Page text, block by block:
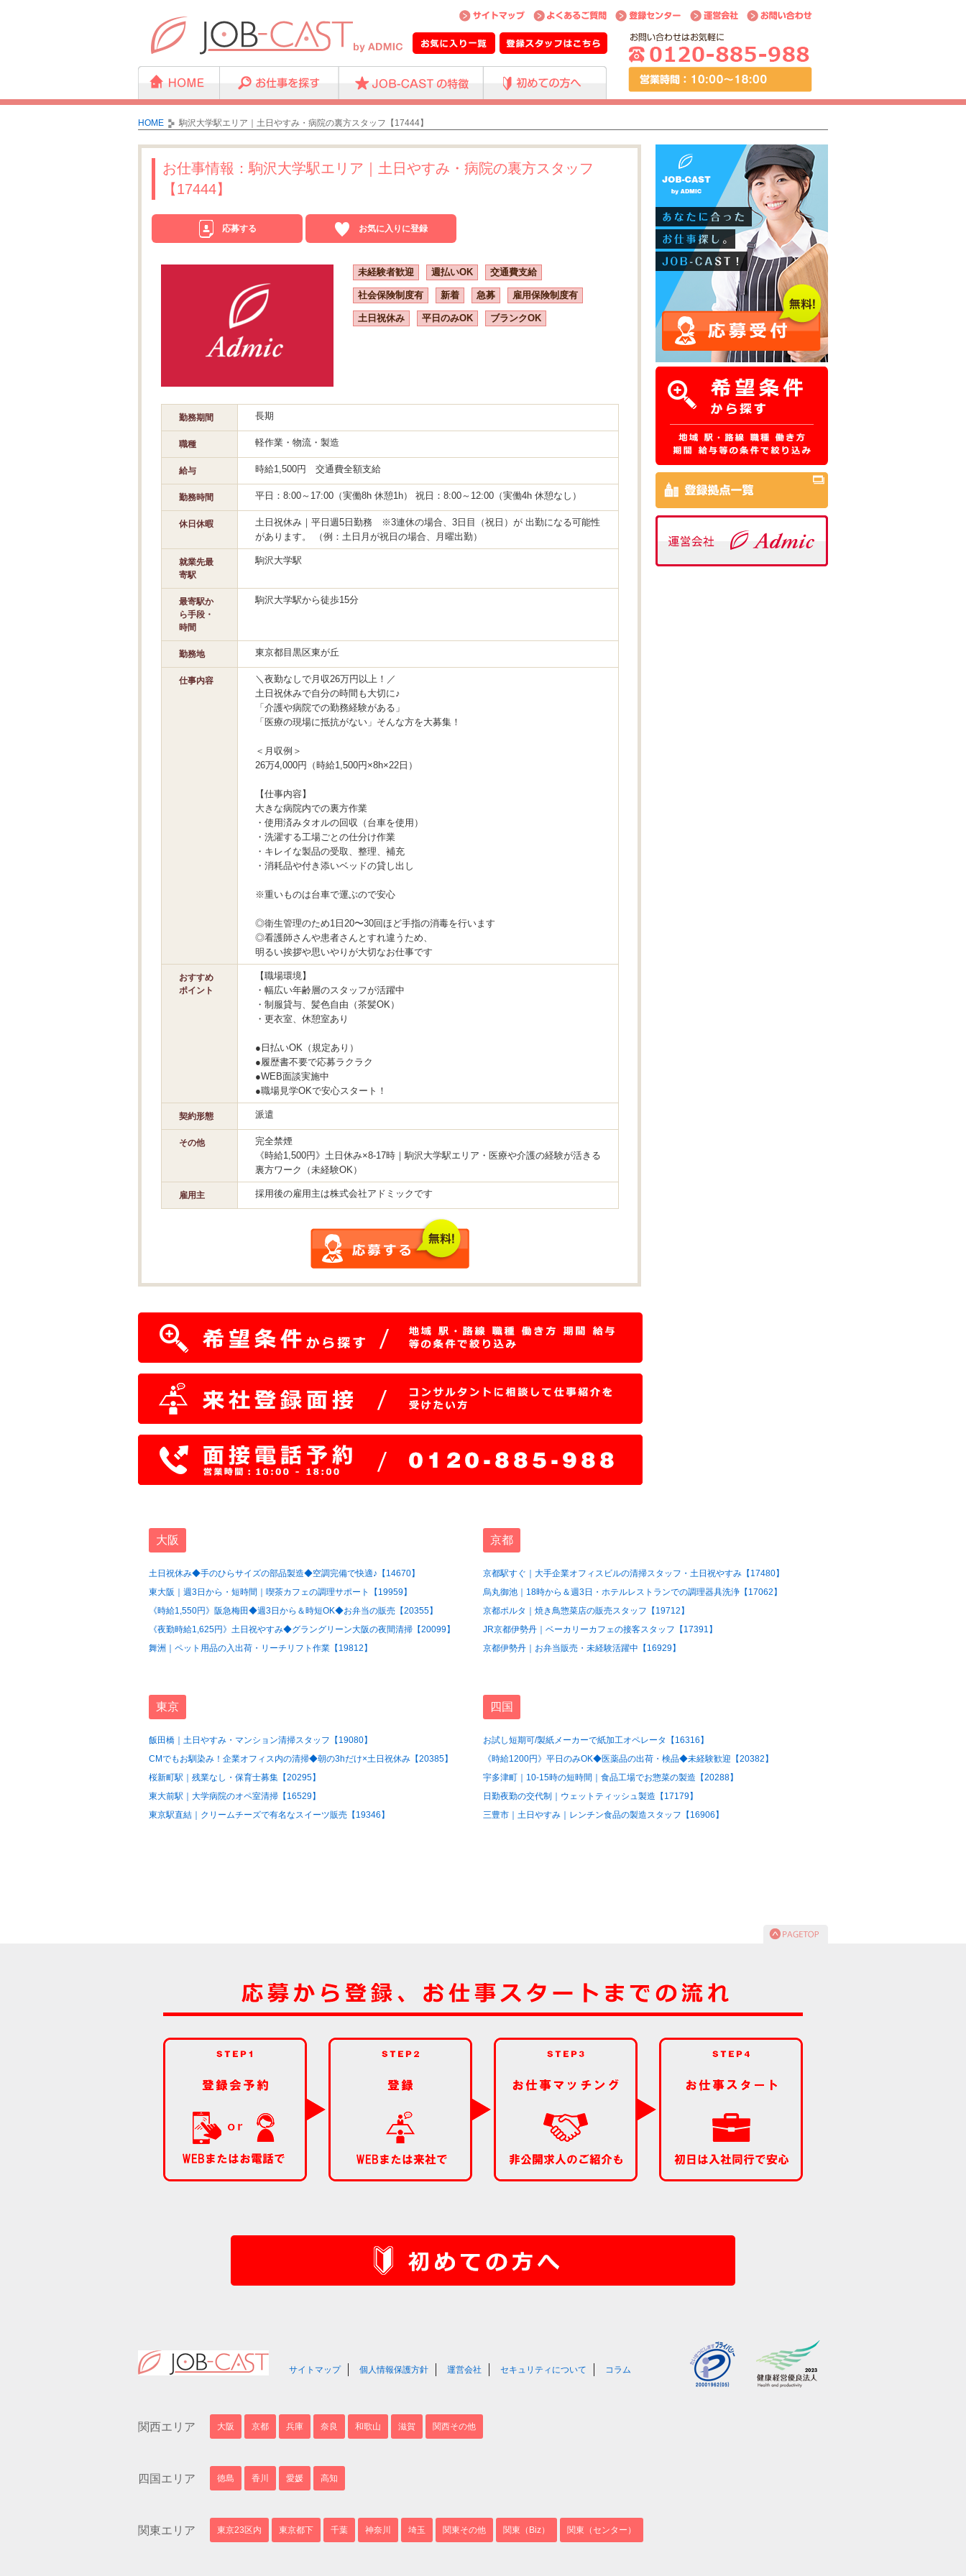
HOME 駒沢大学駅エリア｜土日やすみ・病院の裏方スタッフ【17444】
お仕事情報：駒沢大学駅エリア｜土日やすみ・病院の裏方スタッフ
【17444】
応募する お気に入りに登録
未経験者歓迎 週払いOK 交通費支給
社会保険制度有 新着 急募 雇用保険制度有
土日祝休み 平日のみOK ブランクOK
勤務期間 長期
職種 軽作業・物流・製造
給与 時給1,500円 交通費全額支給
勤務時間 平日：8:00～17:00（実働8h 休憩1h） 祝日：8:00～12:00（実働4h 休憩なし）
休日休暇
土日祝休み｜平日週5日勤務 ※3連休の場合、3日目（祝日）が 出勤になる可能性
があります。 （例：土日月が祝日の場合、月曜出勤）
就業先最
寄駅
駒沢大学駅
最寄駅か
ら手段・
時間
駒沢大学駅から徒歩15分
勤務地 東京都目黒区東が丘
仕事内容
＼夜勤なしで月収26万円以上！／
土日祝休みで自分の時間も大切に♪
「介護や病院での勤務経験がある」
「医療の現場に抵抗がない」そんな方を大募集！
＜月収例＞
26万4,000円（時給1,500円×8h×22日）
【仕事内容】
大きな病院内での裏方作業
・使用済みタオルの回収（台車を使用）
・洗濯する工場ごとの仕分け作業
・キレイな製品の受取、整理、補充
・消耗品や付き添いベッドの貸し出し
※重いものは台車で運ぶので安心
◎衛生管理のため1日20〜30回ほど手指の消毒を行います
◎看護師さんや患者さんとすれ違うため、
明るい挨拶や思いやりが大切なお仕事です
おすすめ
ポイント
【職場環境】
・幅広い年齢層のスタッフが活躍中
・制服貸与、髪色自由（茶髪OK）
・更衣室、休憩室あり
●日払いOK（規定あり）
●履歴書不要で応募ラクラク
●WEB面談実施中
●職場見学OKで安心スタート！
契約形態 派遣
その他
完全禁煙
《時給1,500円》土日休み×8-17時｜駒沢大学駅エリア・医療や介護の経験が活きる
裏方ワーク（未経験OK）
雇用主 採用後の雇用主は株式会社アドミックです
大阪
土日祝休み◆手のひらサイズの部品製造◆空調完備で快適♪【14670】
東大阪｜週3日から・短時間｜喫茶カフェの調理サポート【19959】
《時給1,550円》阪急梅田◆週3日から＆時短OK◆お弁当の販売【20355】
《夜勤時給1,625円》土日祝やすみ◆グラングリーン大阪の夜間清掃【20099】
舞洲｜ペット用品の入出荷・リーチリフト作業【19812】
京都
京都駅すぐ｜大手企業オフィスビルの清掃スタッフ・土日祝やすみ【17480】
烏丸御池｜18時から＆週3日・ホテルレストランでの調理器具洗浄【17062】
京都ポルタ｜焼き鳥惣菜店の販売スタッフ【19712】
JR京都伊勢丹｜ベーカリーカフェの接客スタッフ【17391】
京都伊勢丹｜お弁当販売・未経験活躍中【16929】
東京
飯田橋｜土日やすみ・マンション清掃スタッフ【19080】
CMでもお馴染み！企業オフィス内の清掃◆朝の3hだけ×土日祝休み【20385】
桜新町駅｜残業なし・保育士募集【20295】
東大前駅｜大学病院のオペ室清掃【16529】
東京駅直結｜クリームチーズで有名なスイーツ販売【19346】
四国
お試し短期可/製紙メーカーで紙加工オペレータ【16316】
《時給1200円》平日のみOK◆医薬品の出荷・検品◆未経験歓迎【20382】
宇多津町｜10-15時の短時間｜食品工場でお惣菜の製造【20288】
日勤夜勤の交代制｜ウェットティッシュ製造【17179】
三豊市｜土日やすみ｜レンチン食品の製造スタッフ【16906】
サイトマップ 個人情報保護方針 運営会社 セキュリティについて コラム
関西エリア 大阪 京都 兵庫 奈良 和歌山 滋賀 関西その他
四国エリア 徳島 香川 愛媛 高知
関東エリア 東京23区内 東京都下 千葉 神奈川 埼玉 関東その他 関東（Biz） 関東（センター）